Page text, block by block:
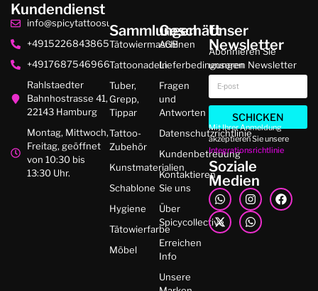
Kundendienst
info@spicytattoosupplies.de
+4915226843865
+4917687546966
Rahlstaedter
Bahnhostrasse 41,
22143 Hamburg
Montag, Mittwoch,
Freitag, geöffnet
von 10:30 bis
13:30 Uhr.
Sammlungen
Tätowiermaschinen
Tattoonadeln
Tuber,
Grepp,
Tippar
Tattoo-
Zubehör
Kunstmaterialien
Schablone
Hygiene
Tätowierfarbe
Möbel
Geschäft
AGB
Lieferbedingungen
Fragen
und
Antworten
Datenschutzrichtlinie
Kundenbetreuung
Kontaktieren
Sie uns
Über
Spicycollective
Erreichen
Info
Unsere
Unser
Newsletter
Abonnieren Sie
unseren Newsletter
SCHICKEN
Mit Ihrer Anmeldung
akzeptieren Sie unsere
Integrationsrichtlinie
Soziale
Medien